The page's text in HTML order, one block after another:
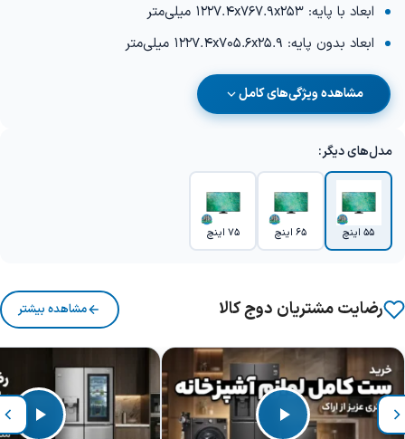
ابعاد با پایه: 1227.4‎x767.9x253 میلی‌متر
ابعاد بدون پایه: ‎‎‎1227.4‎x705.6x25.9 میلی‌متر
مشاهده ویژگی‌های کامل
مدل‌های دیگر:
55 اینچ 65 اینچ 75 اینچ
رضایت مشتریان دوج کالا مشاهده بیشتر